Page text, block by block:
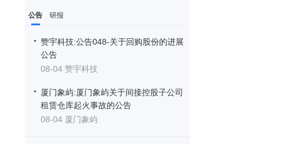
公告 研报
赞宇科技:公告048-关于回购股份的进展
公告
08-04 赞宇科技
厦门象屿:厦门象屿关于间接控股子公司
租赁仓库起火事故的公告
08-04 厦门象屿